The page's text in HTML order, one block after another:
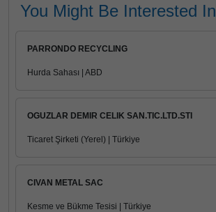
You Might Be Interested In
PARRONDO RECYCLING
Hurda Sahası | ABD
OGUZLAR DEMIR CELIK SAN.TIC.LTD.STI
Ticaret Şirketi (Yerel) | Türkiye
CIVAN METAL SAC
Kesme ve Bükme Tesisi | Türkiye